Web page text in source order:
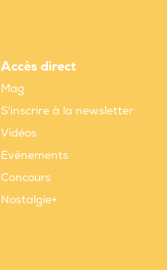
Accès direct
Mag
S'inscrire à la newsletter
Vidéos
Evènements
Concours
Nostalgie+